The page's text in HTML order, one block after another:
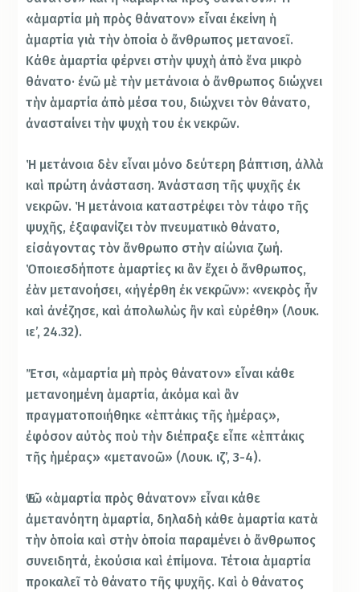
«ἁμαρτία μὴ πρὸς θάνατον» εἶναι ἐκείνη ἡ
ἁμαρτία γιὰ τὴν ὁποία ὁ ἄνθρωπος μετανοεῖ.
Κάθε ἁμαρτία φέρνει στὴν ψυχὴ ἀπὸ ἕνα μικρὸ
θάνατο· ἐνῶ μὲ τὴν μετάνοια ὁ ἄνθρωπος διώχνει
τὴν ἁμαρτία ἀπὸ μέσα του, διώχνει τὸν θάνατο,
ἀνασταίνει τὴν ψυχὴ του ἐκ νεκρῶν.
Ἡ μετάνοια δὲν εἶναι μόνο δεύτερη βάπτιση, ἀλλὰ
καὶ πρώτη ἀνάσταση. Ἀνάσταση τῆς ψυχῆς ἐκ
νεκρῶν. Ἡ μετάνοια καταστρέφει τὸν τάφο τῆς
ψυχῆς, ἐξαφανίζει τὸν πνευματικὸ θάνατο,
εἰσάγοντας τὸν ἄνθρωπο στὴν αἰώνια ζωή.
Ὁποιεσδήποτε ἁμαρτίες κι ἂν ἔχει ὁ ἄνθρωπος,
ἐὰν μετανοήσει, «ἠγέρθη ἐκ νεκρῶν»: «νεκρὸς ἦν
καὶ ἀνέζησε, καὶ ἀπολωλὼς ἢν καὶ εὑρέθη» (Λουκ.
ιε’, 24.32).
Ἔτσι, «ἁμαρτία μὴ πρὸς θάνατον» εἶναι κάθε
μετανοημένη ἁμαρτία, ἀκόμα καὶ ἂν
πραγματοποιήθηκε «ἑπτάκις τῆς ἡμέρας»,
ἐφόσον αὐτὸς ποὺ τὴν διέπραξε εἶπε «ἑπτάκις
τῆς ἡμέρας» «μετανοῶ» (Λουκ. ιζ’, 3-4).
Ἐνῶ «ἁμαρτία πρὸς θάνατον» εἶναι κάθε
ἀμετανόητη ἁμαρτία, δηλαδὴ κάθε ἁμαρτία κατὰ
τὴν ὁποία καὶ στὴν ὁποία παραμένει ὁ ἄνθρωπος
συνειδητά, ἑκούσια καὶ ἐπίμονα. Τέτοια ἁμαρτία
προκαλεῖ τὸ θάνατο τῆς ψυχῆς. Καὶ ὁ θάνατος